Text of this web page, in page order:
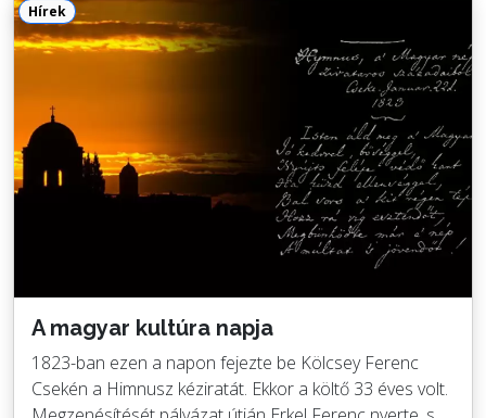
Hírek
A magyar kultúra napja
1823-ban ezen a napon fejezte be Kölcsey Ferenc
Csekén a Himnusz kéziratát. Ekkor a költő 33 éves volt.